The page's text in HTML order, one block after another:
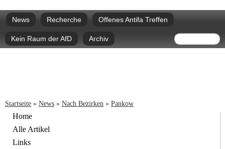
zum
Hauptmenü
News Recherche Offenes Antifa Treffen
Kein Raum der AfD Archiv Suche
Sie sind hier
Startseite » News » Nach Bezirken » Pankow
Home
Alle Artikel
Links